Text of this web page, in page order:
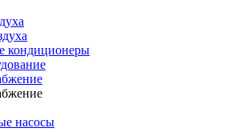
кондиционеры
насосы